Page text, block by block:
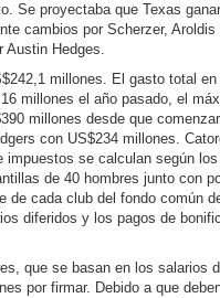
Se proyectaba que Texas
cambios por Scherzer,
Austin Hedges.
millones. El gasto total
millones el año pasado, el
millones desde que
con US$234 millones.
se calculan según
de 40 hombres junto con
de cada club del fondo común
diferidos y los pagos de
que se basan en los salarios
por firmar. Debido a que